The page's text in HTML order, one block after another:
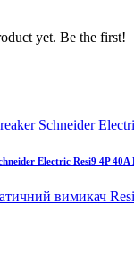
yet. Be the first!
Electric Resi9 4P 40A
вимикач